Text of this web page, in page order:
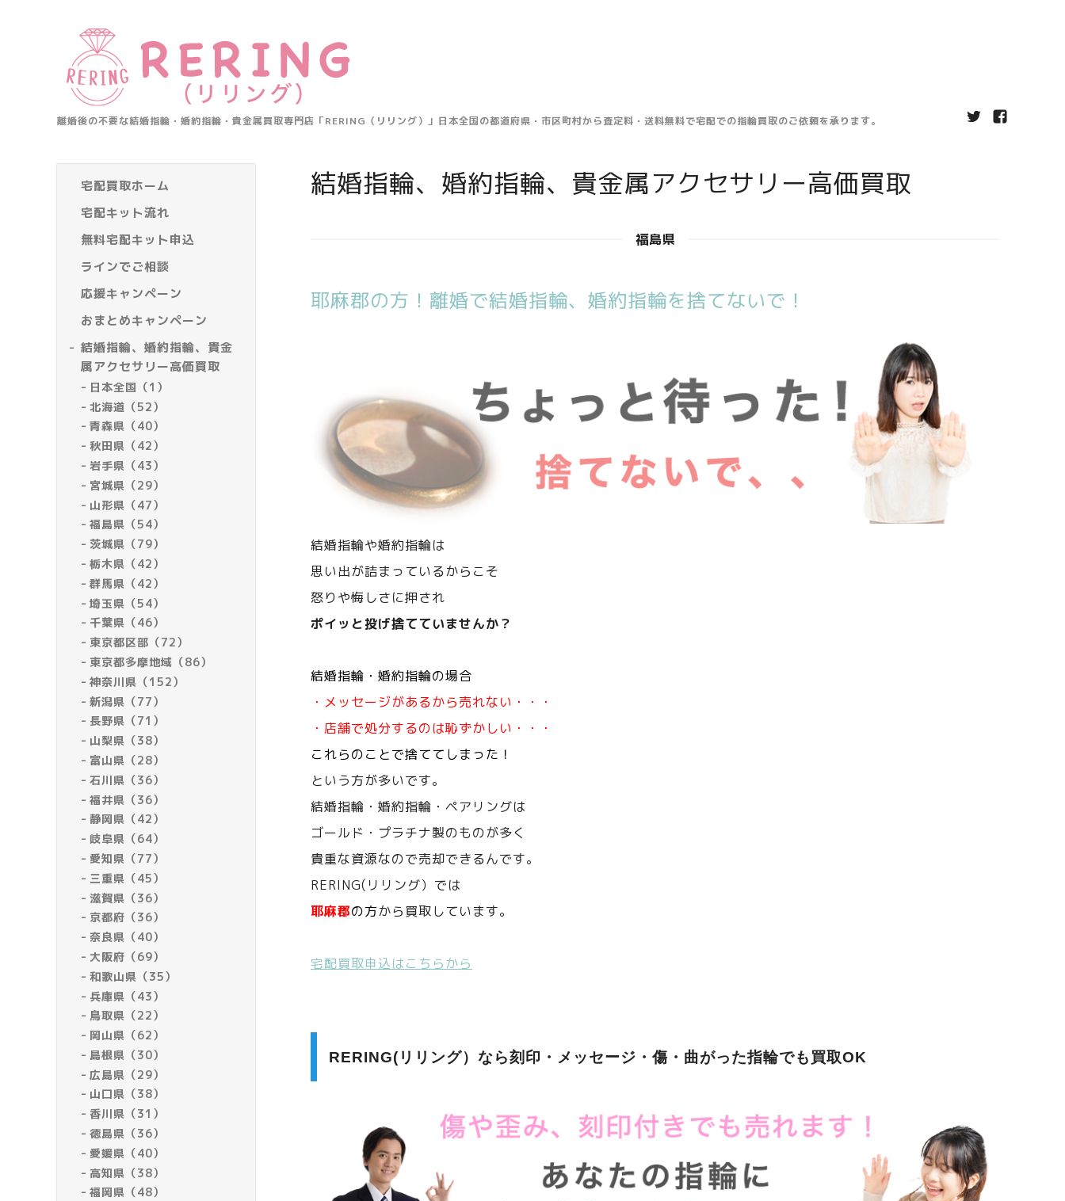
離婚後の不要な結婚指輪・婚約指輪・貴金属買取専門店「RERING（リリング）」日本全国の都道府県・市区町村から査定料・送料無料で宅配での指輪買取のご依頼を承ります。
宅配買取ホーム
宅配キット流れ
無料宅配キット申込
ラインでご相談
応援キャンペーン
おまとめキャンペーン
結婚指輪、婚約指輪、貴金
属アクセサリー高価買取
日本全国（1）
北海道（52）
青森県（40）
秋田県（42）
岩手県（43）
宮城県（29）
山形県（47）
福島県（54）
茨城県（79）
栃木県（42）
群馬県（42）
埼玉県（54）
千葉県（46）
東京都区部（72）
東京都多摩地域（86）
神奈川県（152）
新潟県（77）
長野県（71）
山梨県（38）
富山県（28）
石川県（36）
福井県（36）
静岡県（42）
岐阜県（64）
愛知県（77）
三重県（45）
滋賀県（36）
京都府（36）
奈良県（40）
大阪府（69）
和歌山県（35）
兵庫県（43）
鳥取県（22）
岡山県（62）
島根県（30）
広島県（29）
山口県（38）
香川県（31）
徳島県（36）
愛媛県（40）
高知県（38）
福岡県（48）
結婚指輪、婚約指輪、貴金属アクセサリー高価買取
福島県
耶麻郡の方！離婚で結婚指輪、婚約指輪を捨てないで！
結婚指輪や婚約指輪は
思い出が詰まっているからこそ
怒りや悔しさに押され
ポイッと投げ捨てていませんか？
結婚指輪・婚約指輪の場合
・メッセージがあるから売れない・・・
・店舗で処分するのは恥ずかしい・・・
これらのことで捨ててしまった！
という方が多いです。
結婚指輪・婚約指輪・ペアリングは
ゴールド・プラチナ製のものが多く
貴重な資源なので売却できるんです。
RERING(リリング）では
耶麻郡の方から買取しています。
宅配買取申込はこちらから
RERING(リリング）なら刻印・メッセージ・傷・曲がった指輪でも買取OK